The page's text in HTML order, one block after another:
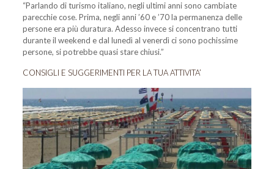
“Parlando di turismo italiano, negli ultimi anni sono cambiate
parecchie cose. Prima, negli anni ’60 e ’70 la permanenza delle
persone era più duratura. Adesso invece si concentrano tutti
durante il weekend e dal lunedì al venerdì ci sono pochissime
persone, si potrebbe quasi stare chiusi.”
CONSIGLI E SUGGERIMENTI PER LA TUA ATTIVITA’